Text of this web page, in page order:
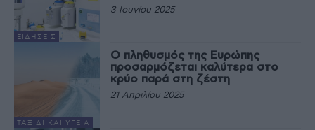
ΕΙΔΉΣΕΙΣ
3 Ιουνίου 2025
ΤΑΞΊΔΙ ΚΑΙ ΥΓΕΊΑ
Ο πληθυσμός της Ευρώπης
προσαρμόζεται καλύτερα στο
κρύο παρά στη ζέστη
21 Απριλίου 2025